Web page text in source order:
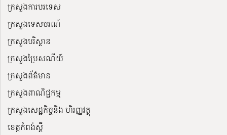
ក្រសួងការបរទេស
ក្រសួងទេសចរណ៍
ក្រសួងបរិស្ថាន
ក្រសួងប្រៃសណីយ៍
ក្រសួងព័ត៌មាន
ក្រសួងពាណិជ្ជកម្ម
ក្រសួងសេដ្ឋកិច្ចនិង ហិរញ្ញវត្ថុ
ខេត្តកំពង់ស្ពឺ